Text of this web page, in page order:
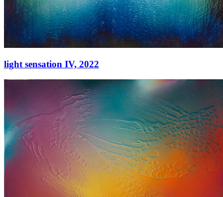
light sensation IV, 2022
light sensation IV,
Acryl auf Leinwand
145 × 145 cm